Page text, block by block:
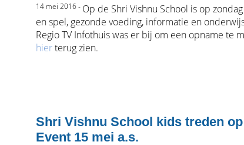
14 mei 2016 - Op de Shri Vishnu School is op
en spel, gezonde voeding, informatie en
Regio TV Infothuis was er bij om een opname te
hierterug zien.
Shri Vishnu School kids treden
Event 15 mei a.s.